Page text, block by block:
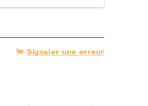
Signaler une erreur